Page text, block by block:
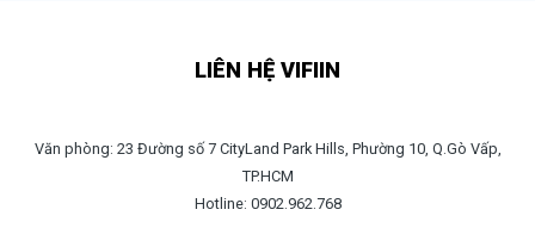
LIÊN HỆ VIFIIN
Văn phòng: 23 Đường số 7 CityLand Park Hills, Phường 10, Q.Gò Vấp,
TP.HCM
Hotline: 0902.962.768